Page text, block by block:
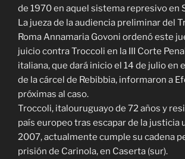
de 1970 en aquel sistema represivo en
La jueza de la audiencia preliminar del
Roma Annamaria Govoni ordenó este
juicio contra Troccoli en la III Corte
italiana, que dará inicio el 14 de julio en
de la cárcel de Rebibbia, informaron a
próximas al caso.
Troccoli, italouruguayo de 72 años y
país europeo tras escapar de la justicia
2007, actualmente cumple su cadena
prisión de Carinola, en Caserta (sur).